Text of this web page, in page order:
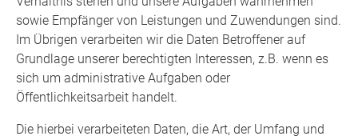
sowie Empfänger von Leistungen und Zuwendungen sind.
Im Übrigen verarbeiten wir die Daten Betroffener auf
Grundlage unserer berechtigten Interessen, z.B. wenn es
sich um administrative Aufgaben oder
Öffentlichkeitsarbeit handelt.
Die hierbei verarbeiteten Daten, die Art, der Umfang und